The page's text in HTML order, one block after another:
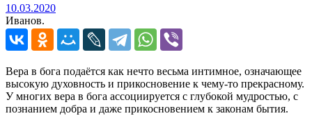
10.03.202010.03.2020
Иванов.
Вера в бога подаётся как нечто весьма интимное, означающее
высокую духовность и прикосновение к чему-то прекрасному.
У многих вера в бога ассоциируется с глубокой мудростью, с
познанием добра и даже прикосновением к законам бытия.